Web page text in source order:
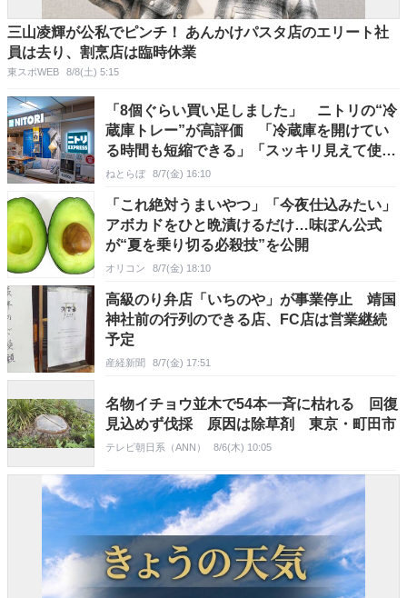
三山凌輝が公私でピンチ！ あんかけパスタ店のエリート社
員は去り、割烹店は臨時休業
東スポWEB 8/8(土) 5:15
「8個ぐらい買い足しました」 ニトリの“冷
蔵庫トレー”が高評価 「冷蔵庫を開けてい
る時間も短縮できる」「スッキリ見えて使い
やすい」
ねとらぼ 8/7(金) 16:10
「これ絶対うまいやつ」「今夜仕込みたい」
アボカドをひと晩漬けるだけ…味ぽん公式
が“夏を乗り切る必殺技”を公開
オリコン 8/7(金) 18:10
高級のり弁店「いちのや」が事業停止 靖国
神社前の行列のできる店、FC店は営業継続
予定
産経新聞 8/7(金) 17:51
名物イチョウ並木で54本一斉に枯れる 回復
見込めず伐採 原因は除草剤 東京・町田市
テレビ朝日系（ANN） 8/6(木) 10:05